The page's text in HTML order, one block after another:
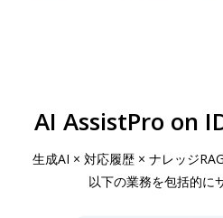
AI AssistPro on
生成AI × 対応履歴 × ナレッジ
以下の業務を包括的に